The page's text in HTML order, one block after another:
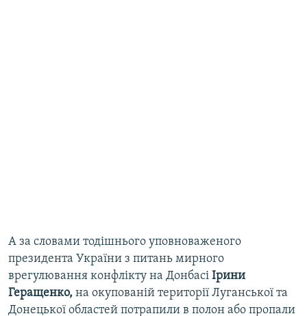
А за словами тодішнього уповноваженого
президента України з питань мирного
врегулювання конфлікту на Донбасі Ірини
Геращенко, на окупованій території Луганської та
Донецької областей потрапили в полон або пропали